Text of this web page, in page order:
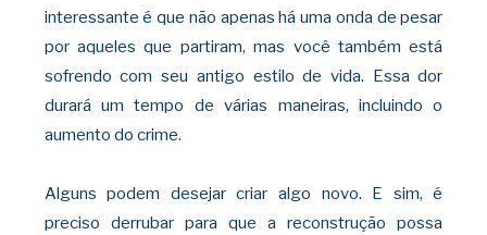
interessante é que não apenas há uma onda de pesar
por aqueles que partiram, mas você também está
sofrendo com seu antigo estilo de vida. Essa dor
durará um tempo de várias maneiras, incluindo o
aumento do crime.
Alguns podem desejar criar algo novo. E sim, é
preciso derrubar para que a reconstrução possa